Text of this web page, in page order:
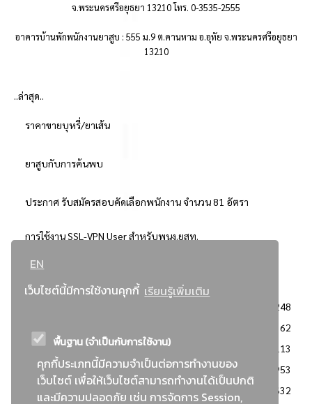
EN
เว็บไซต์นี้มีการใช้งานคุกกี้ เรียนรู้เพิ่มเติม
พื้นฐาน (จำเป็นกับการใช้งาน)
คุกกี้ประเภทนี้มีความจำเป็นต่อการทำงานของ
เว็บไซต์ เพื่อให้เว็บไซต์สามารถทำงานได้เป็นปกติ
และมีความปลอดภัย เช่น การจัดการ Session,
จ.พระนครศรีอยุธยา 13210 โทร. 0-3535-2555
อาคารบ้านพักพนักงานยาสูบ : 555 ม.9 ต.คานหาม อ.อุทัย จ.พระนครศรีอยุธยา
13210
..ล่าสุด..
ราคาขายบุหรี่/ยาเส้น
ยาสูบกับการค้นพบ
ประกาศ รับสมัครสอบคัดเลือกพนักงาน จำนวน 81 อัตรา
การใช้งาน SSL-VPN User สำหรับพนง.ยสท.
..ยอดนิยม..
3248
2362
: วิธีเฉพาะเจาะจง
2113
ข่าวสาร/ประกาศ
1953
: เอกสารส่งเสริมความโปร่งใสในการจัดซื้อจัดจ้าง
1632